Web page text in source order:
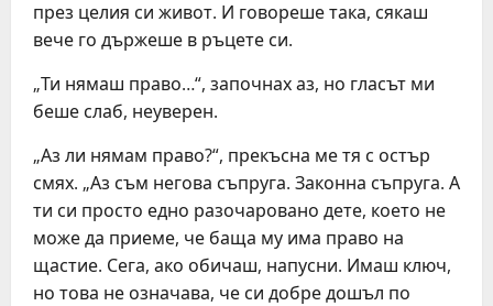
през целия си живот. И говореше така, сякаш
вече го държеше в ръцете си.
„Ти нямаш право…“, започнах аз, но гласът ми
беше слаб, неуверен.
„Аз ли нямам право?“, прекъсна ме тя с остър
смях. „Аз съм негова съпруга. Законна съпруга. А
ти си просто едно разочаровано дете, което не
може да приеме, че баща му има право на
щастие. Сега, ако обичаш, напусни. Имаш ключ,
но това не означава, че си добре дошъл по